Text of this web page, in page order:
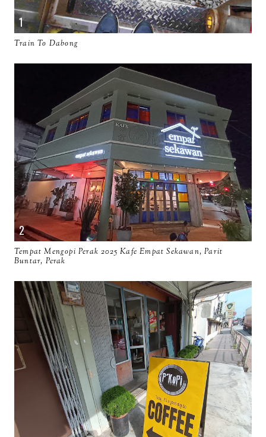
Train To Dabong
Tempat Mengopi Perak 2025 Kafe Empat Sekawan, Parit
Buntar, Perak